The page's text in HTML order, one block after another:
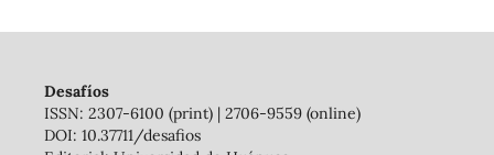
Desafíos
ISSN: 2307-6100 (print) | 2706-9559 (online)
DOI: 10.37711/desafios